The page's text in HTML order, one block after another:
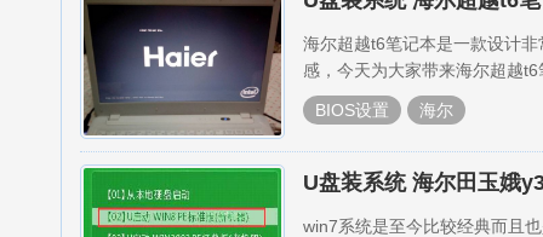
海尔超越t6笔记本是一款设计
感，今天为大家带来海尔超越
BIOS设置 海尔
U盘装系统 海尔田玉娥
win7系统是至今比较经典而且